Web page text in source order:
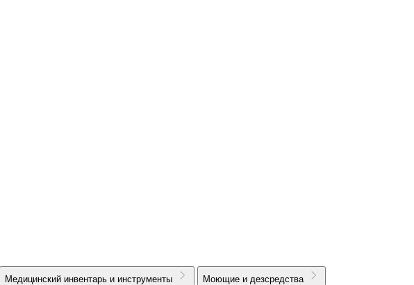
Медицинский инвентарь и инструменты
Моющие и дезсредства